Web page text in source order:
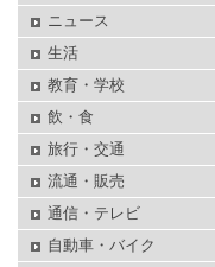
ニュース
生活
教育・学校
飲・食
旅行・交通
流通・販売
通信・テレビ
自動車・バイク